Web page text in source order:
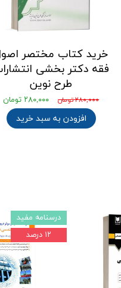
خرید کتاب مختصر
فقه دکتر بخشی
طرح نوین
۲۸۰,۰۰۰ تومان ۲۸۰,۰۰۰ تومان
افزودن به سبد خرید
درسنامه مفید
۱۲ درصد